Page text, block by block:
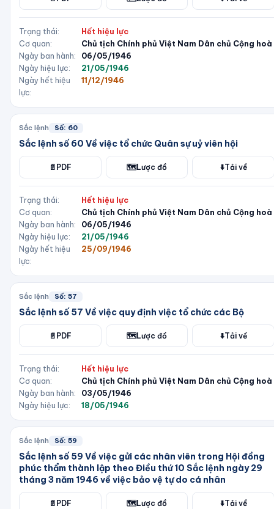
Trạng thái:
Hết hiệu lực
Cơ quan:
Chủ tịch Chính phủ Việt Nam Dân chủ Cộng hoà
Ngày ban hành:
06/05/1946
Ngày hiệu lực:
21/05/1946
Ngày hết hiệu
lực:
11/12/1946
Sắc lệnh Số: 60
Sắc lệnh số 60 Về việc tổ chức Quân sự uỷ viên hội
📄 PDF 🗺️Lược đồ ⬇️Tải về
Trạng thái:
Hết hiệu lực
Cơ quan:
Chủ tịch Chính phủ Việt Nam Dân chủ Cộng hoà
Ngày ban hành:
06/05/1946
Ngày hiệu lực:
21/05/1946
Ngày hết hiệu
lực:
25/09/1946
Sắc lệnh Số: 57
Sắc lệnh số 57 Về việc quy định việc tổ chức các Bộ
📄 PDF 🗺️Lược đồ ⬇️Tải về
Trạng thái:
Hết hiệu lực
Cơ quan:
Chủ tịch Chính phủ Việt Nam Dân chủ Cộng hoà
Ngày ban hành:
03/05/1946
Ngày hiệu lực:
18/05/1946
Sắc lệnh Số: 59
Sắc lệnh số 59 Về việc gửi các nhân viên trong Hội đồng
phúc thẩm thành lập theo Điều thứ 10 Sắc lệnh ngày 29
tháng 3 năm 1946 về việc bảo vệ tự do cá nhân
📄 PDF 🗺️Lược đồ ⬇️Tải về